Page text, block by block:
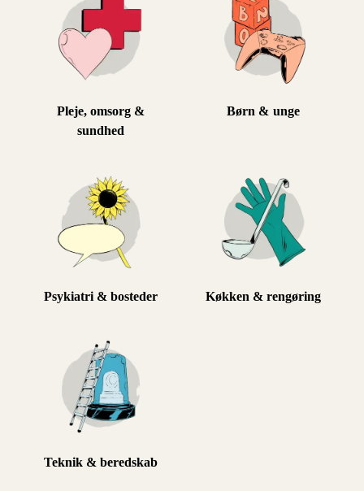
Pleje, omsorg &
sundhed
Børn & unge
Psykiatri & bosteder Køkken & rengøring
Teknik & beredskab